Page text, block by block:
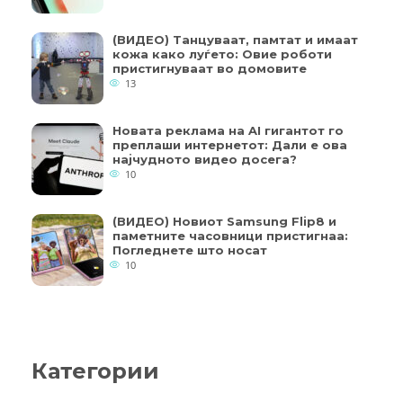
(ВИДЕО) Танцуваат, памтат и имаат
кожа како луѓето: Овие роботи
пристигнуваат во домовите
13
Новата реклама на AI гигантот го
преплаши интернетот: Дали е ова
најчудното видео досега?
10
(ВИДЕО) Новиот Samsung Flip8 и
паметните часовници пристигнаа:
Погледнете што носат
10
Категории